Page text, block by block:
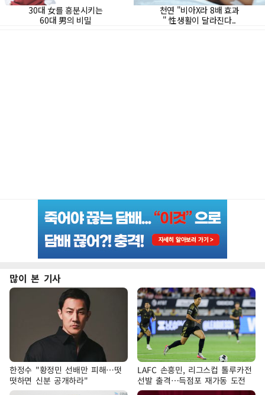
많이 본 기사
한정수 "황정민 선배만 피해…떳
떳하면 신분 공개하라"
LAFC 손흥민, 리그스컵 톨루카전
선발 출격…득점포 재가동 도전